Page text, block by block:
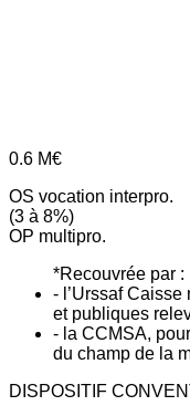
0.6 M€
OS vocation interpro.
(3 à 8%)
OP multipro.
*Recouvrée par :
- l’Urssaf
et publiques
- la CCMSA,
du champ de la
DISPOSITIF